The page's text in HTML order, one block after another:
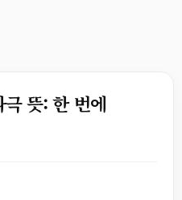
뜻: 한 번에